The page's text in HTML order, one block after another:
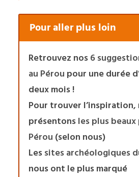
Pour aller plus loin
Retrouvez nos6
au Pérou pour une durée
deux mois !
Pour trouver l’inspiration,
présentonsles plus beaux
Pérou (selon nous)
Lessites archéologiques
nous ont le plus marqué